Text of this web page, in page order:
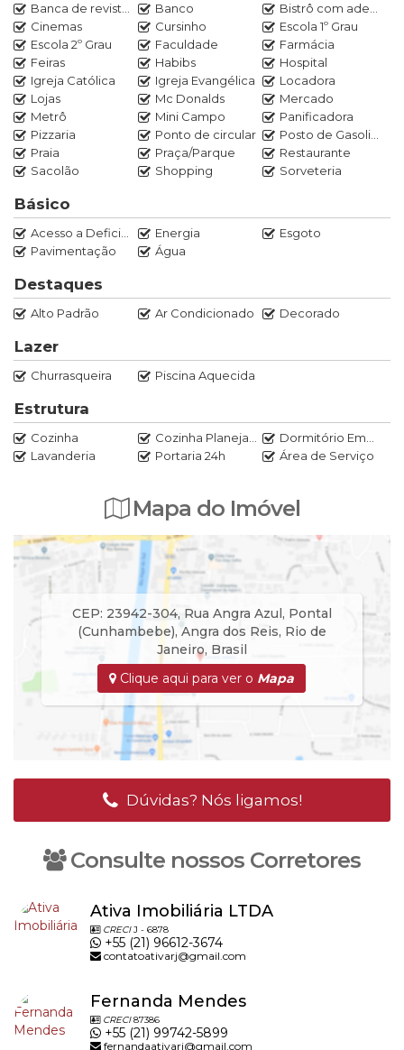
VENHA AGENDAR UMA VISITA CONOSCO !!!
Banca de revistas
Banco
Bistrô com adega
Cinemas
Cursinho
Escola 1º Grau
Escola 2º Grau
Faculdade
Farmácia
Feiras
Habibs
Hospital
Igreja Católica
Igreja Evangélica
Locadora
Lojas
Mc Donalds
Mercado
Metrô
Mini Campo
Panificadora
Pizzaria
Ponto de circular
Posto de Gasolina
Praia
Praça/Parque
Restaurante
Sacolão
Shopping Sorveteria
Básico
Acesso a Deficientes Energia
Esgoto
Pavimentação
Água
Destaques
Alto Padrão Ar Condicionado Decorado
Lazer
Churrasqueira Piscina Aquecida
Estrutura
Cozinha Cozinha Planejada
Dormitório Empregada
Lavanderia
Portaria 24h Área de Serviço
Mapa do Imóvel
CEP: 23942-304, Rua Angra Azul, Pontal
(Cunhambebe),Angra dos Reis, Rio de
Janeiro, Brasil
Clique aqui para ver o Mapa
Dúvidas? Nós ligamos!
Consulte nossos Corretores
Ativa Imobiliária LTDA
CRECIJ - 6878
+55 (21) 96612-3674
contatoativarj@gmail.com
Fernanda Mendes
CRECI87386
+55 (21) 99742-5899
fernandaativarj@gmail.com